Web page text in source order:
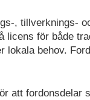
, tillverknings-
licens för både
lokala behov.
att